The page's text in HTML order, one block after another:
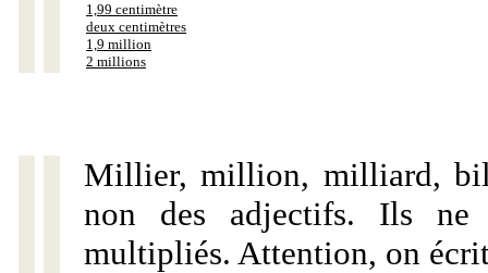
1,99 centimètre
deux centimètres
1,9 million
2 millions
Millier, million, milliard,
non des adjectifs. Ils ne
multipliés. Attention, on